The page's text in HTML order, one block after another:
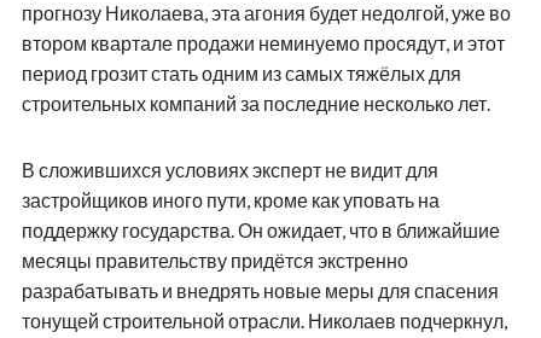
прогнозу Николаева, эта агония будет недолгой, уже во
втором квартале продажи неминуемо просядут, и этот
период грозит стать одним из самых тяжёлых для
строительных компаний за последние несколько лет.
В сложившихся условиях эксперт не видит для
застройщиков иного пути, кроме как уповать на
поддержку государства. Он ожидает, что в ближайшие
месяцы правительству придётся экстренно
разрабатывать и внедрять новые меры для спасения
тонущей строительной отрасли. Николаев подчеркнул,